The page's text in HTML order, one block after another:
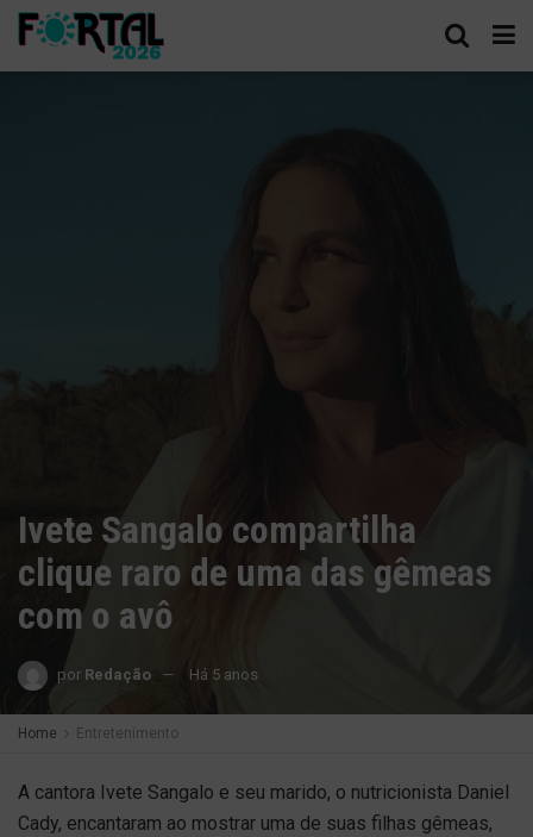
Ivete Sangalo compartilha
clique raro de uma das gêmeas
com o avô
por Redação Há 5 anos
Home Entretenimento
A cantora Ivete Sangalo e seu marido, o nutricionista Daniel
Cady, encantaram ao mostrar uma de suas filhas gêmeas,